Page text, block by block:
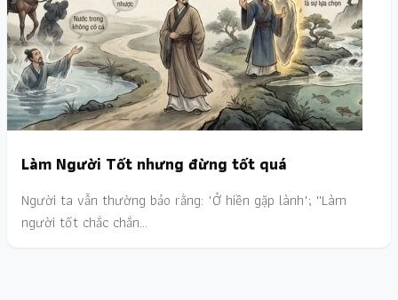
Làm Người Tốt nhưng đừng tốt quá
Người ta vẫn thường bảo rằng: "Ở hiền gặp lành"; ''Làm
người tốt chắc chắn…